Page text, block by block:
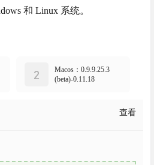
和 Linux 系统。
Macos：0.9.9.25.3
(beta)-0.11.18
2
查看